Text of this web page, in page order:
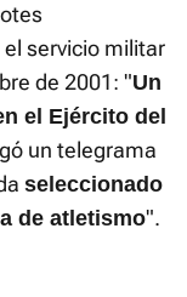
el servicio militar
de 2001: "Un
el Ejército del
un telegrama
seleccionado
de atletismo".